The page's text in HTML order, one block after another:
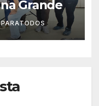
Grande